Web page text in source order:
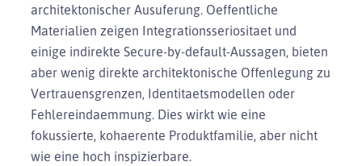
architektonischer Ausuferung. Oeffentliche
Materialien zeigen Integrationsseriositaet und
einige indirekte Secure-by-default-Aussagen, bieten
aber wenig direkte architektonische Offenlegung zu
Vertrauensgrenzen, Identitaetsmodellen oder
Fehlereindaemmung. Dies wirkt wie eine
fokussierte, kohaerente Produktfamilie, aber nicht
wie eine hoch inspizierbare.